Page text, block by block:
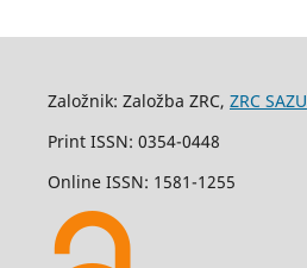
Založnik: Založba ZRC, ZRC SAZU
Print ISSN: 0354-0448
Online ISSN: 1581-1255